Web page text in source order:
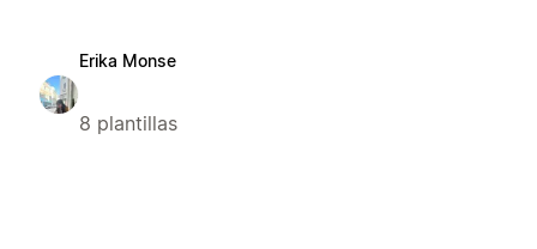
Erika Monse
8 plantillas